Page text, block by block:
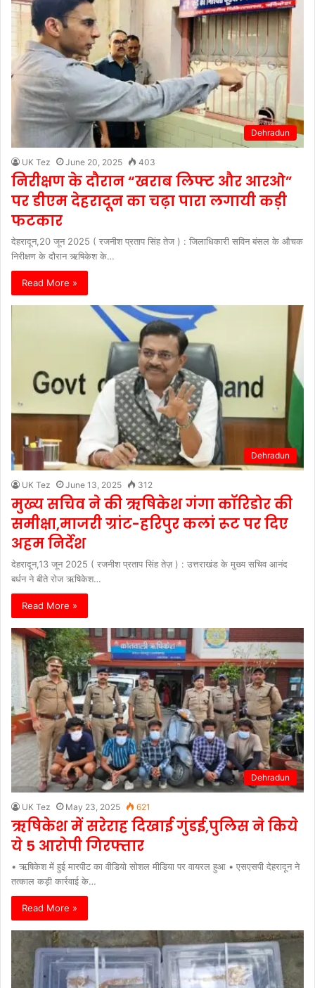
Dehradun
UK Tez June 20, 2025 403
निरीक्षण के दौरान “खराब लिफ्ट और आरओ”
पर डीएम देहरादून का चढ़ा पारा लगायी कड़ी
फटकार
देहरादून,20 जून 2025 ( रजनीश प्रताप सिंह तेज ) : जिलाधिकारी सविन बंसल के औचक
निरीक्षण के दौरान ऋषिकेश के…
Read More »
Dehradun
UK Tez June 13, 2025 312
मुख्य सचिव ने की ऋषिकेश गंगा कॉरिडोर की
समीक्षा,माजरी ग्रांट-हरिपुर कलां रूट पर दिए
अहम निर्देश
देहरादून,13 जून 2025 ( रजनीश प्रताप सिंह तेज़ ) : उत्तराखंड के मुख्य सचिव आनंद
बर्धन ने बीते रोज ऋषिकेश…
Read More »
Dehradun
UK Tez May 23, 2025 621
ऋषिकेश में सरेराह दिखाई गुंडई,पुलिस ने किये
ये 5 आरोपी गिरफ्तार
• ऋषिकेश में हुई मारपीट का वीडियो सोशल मीडिया पर वायरल हुआ • एसएसपी देहरादून ने
तत्काल कड़ी कार्रवाई के…
Read More »